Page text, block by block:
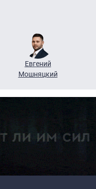
Евгений
Мошняцкий